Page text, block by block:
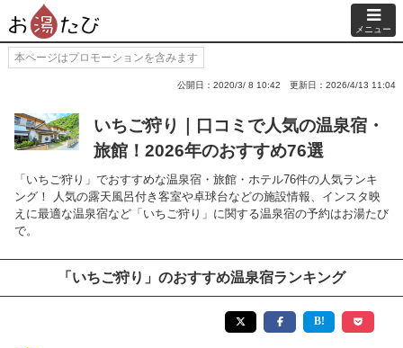
メニュー
本ページはプロモーションを含みます
公開日：2020/3/ 8 10:42 更新日：2026/4/13 11:04
いちご狩り｜口コミで人気の温泉宿・
旅館！2026年のおすすめ76選
「いちご狩り」でおすすめな温泉宿・旅館・ホテル76件の人気ランキ
ング！ 人気の露天風呂付き客室や卓球台などの施設情報、インスタ映
えに最適な温泉宿など「いちご狩り」に関する温泉宿の予約はお湯たび
で。
「いちご狩り」のおすすめ温泉宿ランキング